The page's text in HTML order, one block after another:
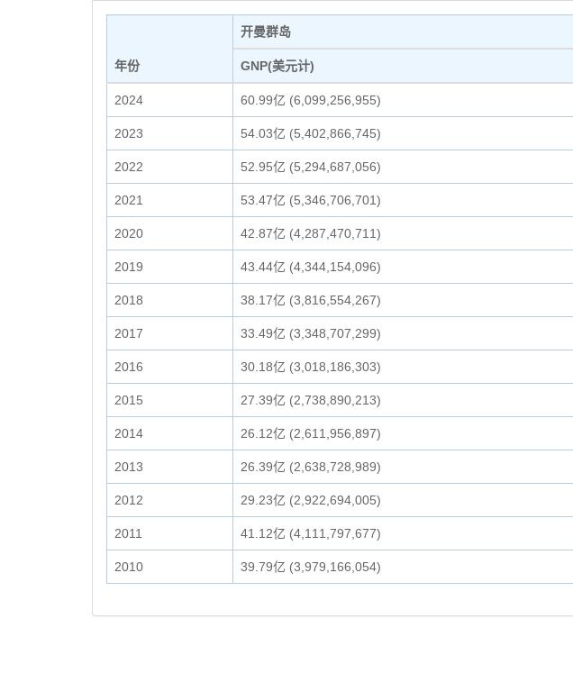
年份
开曼群岛
GNP(美元计)
2024 60.99亿 (6,099,256,955)
2023 54.03亿 (5,402,866,745)
2022 52.95亿 (5,294,687,056)
2021 53.47亿 (5,346,706,701)
2020 42.87亿 (4,287,470,711)
2019 43.44亿 (4,344,154,096)
2018 38.17亿 (3,816,554,267)
2017 33.49亿 (3,348,707,299)
2016 30.18亿 (3,018,186,303)
2015 27.39亿 (2,738,890,213)
2014 26.12亿 (2,611,956,897)
2013 26.39亿 (2,638,728,989)
2012 29.23亿 (2,922,694,005)
2011 41.12亿 (4,111,797,677)
2010 39.79亿 (3,979,166,054)